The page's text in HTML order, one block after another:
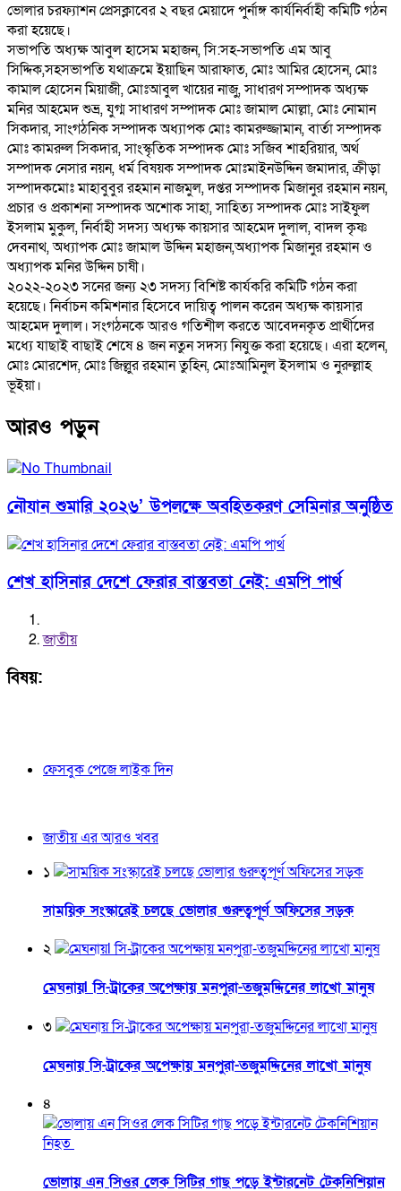
ভোলার চরফ্যাশন প্রেসক্লাবের ২ বছর মেয়াদে পুর্নাঙ্গ কার্যনির্বাহী কমিটি গঠন
করা হয়েছে।
সভাপতি অধ্যক্ষ আবুল হাসেম মহাজন, সি:সহ-সভাপতি এম আবু
সিদ্দিক,সহসভাপতি যথাক্রমে ইয়াছিন আরাফাত, মোঃ আমির হোসেন, মোঃ
কামাল হোসেন মিয়াজী, মোঃআবুল খায়ের নাজু, সাধারণ সম্পাদক অধ্যক্ষ
মনির আহমেদ শুভ্র, যুগ্ম সাধারণ সম্পাদক মোঃ জামাল মোল্লা, মোঃ নোমান
সিকদার, সাংগঠনিক সম্পাদক অধ্যাপক মোঃ কামরুজ্জামান, বার্তা সম্পাদক
মোঃ কামরুল সিকদার, সাংস্কৃতিক সম্পাদক মোঃ সজিব শাহরিয়ার, অর্থ
সম্পাদক নেসার নয়ন, ধর্ম বিষয়ক সম্পাদক মোঃমাইনউদ্দিন জমাদার, ক্রীড়া
সম্পাদকমোঃ মাহাবুবুর রহমান নাজমুল, দপ্তর সম্পাদক মিজানুর রহমান নয়ন,
প্রচার ও প্রকাশনা সম্পাদক অশোক সাহা, সাহিত্য সম্পাদক মোঃ সাইফুল
ইসলাম মুকুল, নির্বাহী সদস্য অধ্যক্ষ কায়সার আহমেদ দুলাল, বাদল কৃষ্ণ
দেবনাথ, অধ্যাপক মোঃ জামাল উদ্দিন মহাজন,অধ্যাপক মিজানুর রহমান ও
অধ্যাপক মনির উদ্দিন চাষী।
২০২২-২০২৩ সনের জন্য ২৩ সদস্য বিশিষ্ট কার্যকরি কমিটি গঠন করা
হয়েছে। নির্বাচন কমিশনার হিসেবে দায়িত্ব পালন করেন অধ্যক্ষ কায়সার
আহমেদ দুলাল। সংগঠনকে আরও গতিশীল করতে আবেদনকৃত প্রার্থীদের
মধ্যে যাছাই বাছাই শেষে ৪ জন নতুন সদস্য নিযুক্ত করা হয়েছে। এরা হলেন,
মোঃ মোরশেদ, মোঃ জিল্লুর রহমান তুহিন, মোঃআমিনুল ইসলাম ও নুরুল্লাহ
ভূইয়া।
আরও পড়ুন
নৌযান শুমারি ২০২৬’ উপলক্ষে অবহিতকরণ সেমিনার অনুষ্ঠিত
শেখ হাসিনার দেশে ফেরার বাস্তবতা নেই: এমপি পার্থ
জাতীয়
বিষয়:
ফেসবুক পেজে লাইক দিন
জাতীয় এর আরও খবর
১
সাময়িক সংস্কারেই চলছে ভোলার গুরুত্বপূর্ণ অফিসের সড়ক
২
মেঘনায়l সি-ট্রাকের অপেক্ষায় মনপুরা-তজুমদ্দিনের লাখো মানুষ
৩
মেঘনায় সি-ট্রাকের অপেক্ষায় মনপুরা-তজুমদ্দিনের লাখো মানুষ
৪
ভোলায় এন সিওর লেক সিটির গাছ পড়ে ইন্টারনেট টেকনিশিয়ান